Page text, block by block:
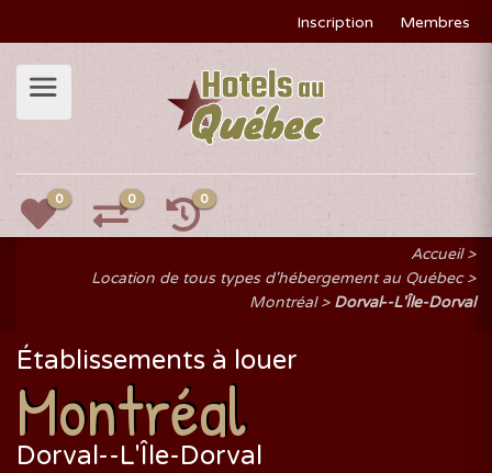
Inscription Membres
0 0 0
Accueil
Location de tous types d'hébergement au Québec
Montréal
Dorval--L'Île-Dorval
Établissements à louer
Montréal
Dorval--L'Île-Dorval